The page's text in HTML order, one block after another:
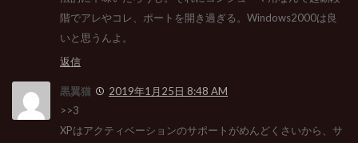
階でアレやコレ、ポートを開き過ぎる。Windows2000は良
いと思うんよ。
返信
黒翼猫
2019年1月25日 8:48 AM
>>3
XPはアクティベーションのサポートがめんどくさいから、サ